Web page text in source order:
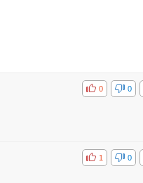
비공감 0
0
비공감 0
1